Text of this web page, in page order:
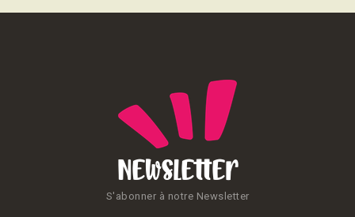
Newsletter
S'abonner à notre Newsletter